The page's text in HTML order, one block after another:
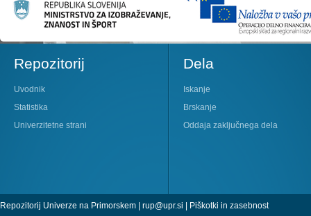
Repozitorij
Uvodnik
Statistika
Univerzitetne strani
Dela
Iskanje
Brskanje
Oddaja zaključnega dela
Repozitorij Univerze na Primorskem | rup@upr.si | Piškotki in zasebnost